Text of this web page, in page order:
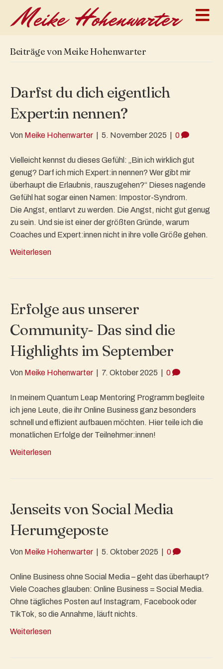
N
a
Beiträge von Meike Hohenwarter
Darfst du dich eigentlich
Expert:in nennen?
Von Meike Hohenwarter 5. November 2025 0
Vielleicht kennst du dieses Gefühl: „Bin ich wirklich gut
genug? Darf ich mich Expert:in nennen? Wer gibt mir
überhaupt die Erlaubnis, rauszugehen?“ Dieses nagende
Gefühl hat sogar einen Namen: Impostor-Syndrom.
Die Angst, entlarvt zu werden. Die Angst, nicht gut genug
zu sein. Und sie ist einer der größten Gründe, warum
Coaches und Expert:innen nicht in ihre volle Größe gehen.
Weiterlesen
Erfolge aus unserer
Community- Das sind die
Highlights im September
Von Meike Hohenwarter 7. Oktober 2025 0
In meinem Quantum Leap Mentoring Programm begleite
ich jene Leute, die ihr Online Business ganz besonders
schnell und effizient aufbauen möchten. Hier teile ich die
monatlichen Erfolge der Teilnehmer:innen!
Weiterlesen
Jenseits von Social Media
Herumgeposte
Von Meike Hohenwarter 5. Oktober 2025 0
Online Business ohne Social Media – geht das überhaupt?
Viele Coaches glauben: Online Business = Social Media.
Ohne tägliches Posten auf Instagram, Facebook oder
TikTok, so die Annahme, läuft nichts.
Weiterlesen